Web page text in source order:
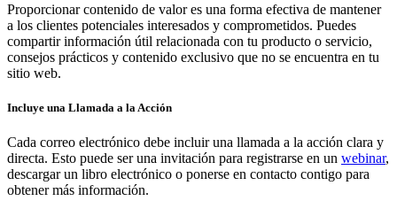
Proporcionar contenido de valor es una forma efectiva de mantener
a los clientes potenciales interesados y comprometidos. Puedes
compartir información útil relacionada con tu producto o servicio,
consejos prácticos y contenido exclusivo que no se encuentra en tu
sitio web.
Incluye una Llamada a la Acción
Cada correo electrónico debe incluir una llamada a la acción clara y
directa. Esto puede ser una invitación para registrarse en un webinar,
descargar un libro electrónico o ponerse en contacto contigo para
obtener más información.